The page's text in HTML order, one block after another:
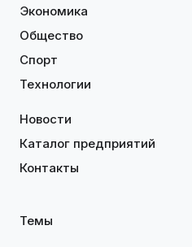
Экономика
Общество
Спорт
Технологии
Новости
Каталог предприятий
Контакты
Темы